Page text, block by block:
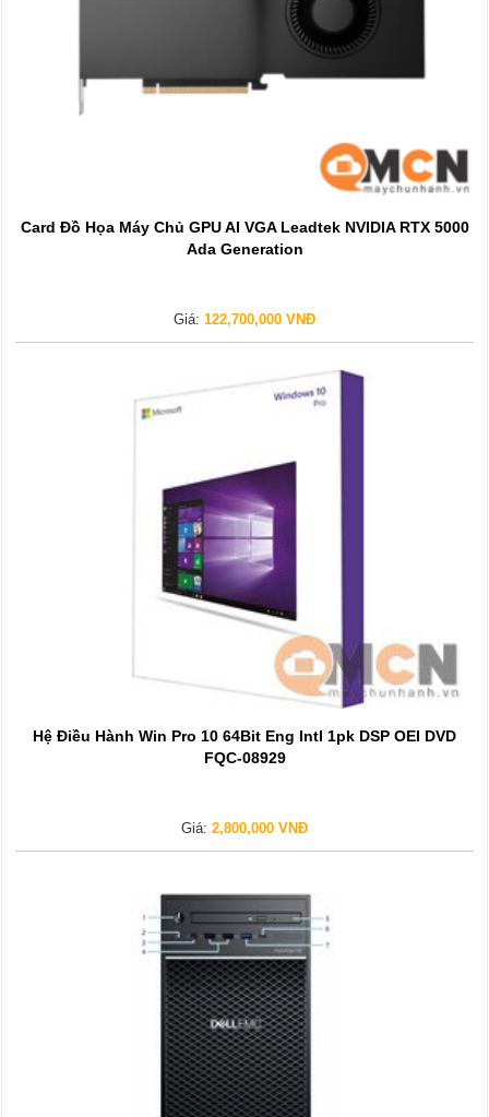
Card Đồ Họa Máy Chủ GPU AI VGA Leadtek NVIDIA RTX 5000
Ada Generation
Giá: 122,700,000 VNĐ
Hệ Điều Hành Win Pro 10 64Bit Eng Intl 1pk DSP OEI DVD
FQC-08929
Giá: 2,800,000 VNĐ